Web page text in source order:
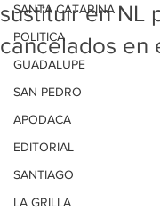
SANTA CATARINA
POLITICA
GUADALUPE
SAN PEDRO
APODACA
EDITORIAL
SANTIAGO
LA GRILLA
sustituir en NL
cancelados en